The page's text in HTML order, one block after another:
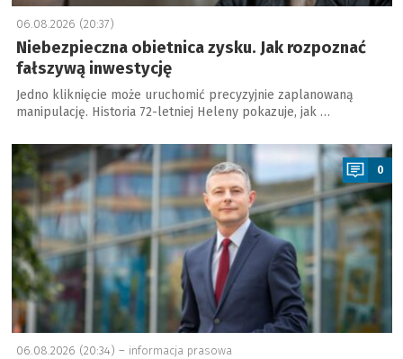
06.08.2026 (20:37)
Niebezpieczna obietnica zysku. Jak rozpoznać
fałszywą inwestycję
Jedno kliknięcie może uruchomić precyzyjnie zaplanowaną
manipulację. Historia 72-letniej Heleny pokazuje, jak …
a
0
06.08.2026 (20:34) – informacja prasowa